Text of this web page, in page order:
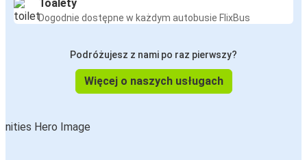
Toalety
Dogodnie dostępne w każdym autobusie FlixBus
Podróżujesz z nami po raz pierwszy?
Więcej o naszych usługach